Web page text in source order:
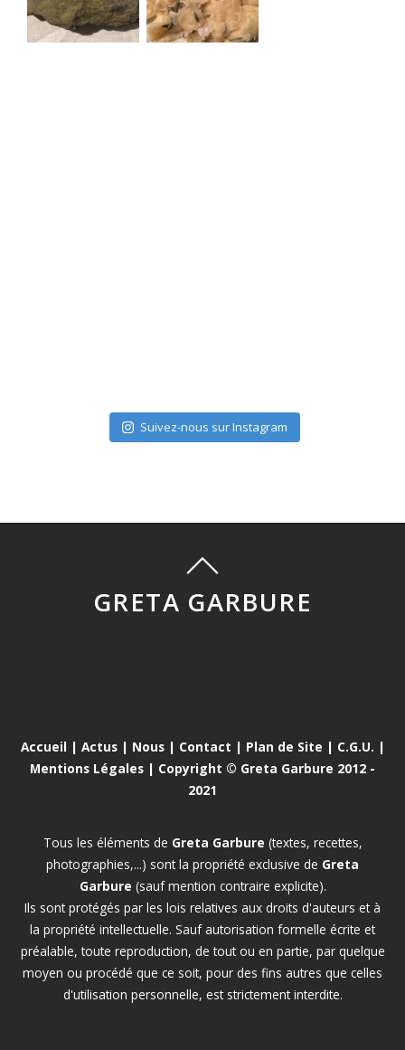
Suivez-nous sur Instagram
GRETA GARBURE
Accueil | Actus| Nous| Contact | Plan de Site | C.G.U. |
Mentions Légales | Copyright © Greta Garbure 2012 -
2021
Tous les éléments de Greta Garbure (textes, recettes,
photographies,...) sont la propriété exclusive de Greta
Garbure (sauf mention contraire explicite).
Ils sont protégés par les lois relatives aux droits d'auteurs et à
la propriété intellectuelle. Sauf autorisation formelle écrite et
préalable, toute reproduction, de tout ou en partie, par quelque
moyen ou procédé que ce soit, pour des fins autres que celles
d'utilisation personnelle, est strictement interdite.